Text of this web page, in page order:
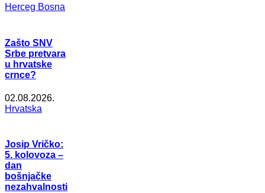
Herceg Bosna
Zašto SNV
Srbe pretvara
u hrvatske
crnce?
02.08.2026.
Hrvatska
Josip Vričko:
5. kolovoza –
dan
bošnjačke
nezahvalnosti